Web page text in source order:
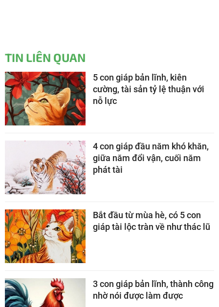
TIN LIÊN QUAN
5 con giáp bản lĩnh, kiên
cường, tài sản tỷ lệ thuận với
nỗ lực
4 con giáp đầu năm khó khăn,
giữa năm đổi vận, cuối năm
phát tài
Bắt đầu từ mùa hè, có 5 con
giáp tài lộc tràn về như thác lũ
3 con giáp bản lĩnh, thành công
nhờ nói được làm được